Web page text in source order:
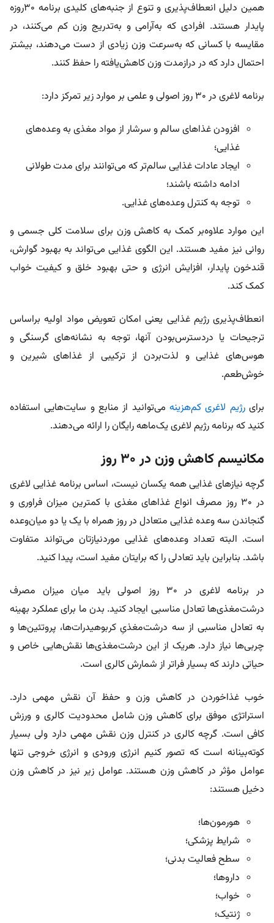
همین دلیل انعطاف‌پذیری و تنوع از جنبه‌های کلیدی برنامه ۳۰روزه
پایدار هستند. افرادی که به‌آرامی و به‌تدریج وزن کم می‌کنند، در
مقایسه با کسانی که به‌سرعت وزن زیادی از دست می‌دهند، بیشتر
احتمال دارد که در درازمدت وزن کاهش‌یافته را حفظ کنند.
برنامه لاغری در ۳۰ روز اصولی و علمی بر موارد زیر تمرکز دارد:
افزودن غذاهای سالم و سرشار از مواد مغذی به وعده‌های
غذایی؛
ایجاد عادات غذایی سالم‌تر که می‌توانند برای مدت طولانی
ادامه داشته باشند؛
توجه به کنترل وعده‌های غذایی.
این موارد علاوه‌بر کمک به کاهش وزن برای سلامت کلی جسمی و
روانی نیز مفید هستند. این الگوی غذایی می‌تواند به بهبود گوارش،
قندخون پایدار، افزایش انرژی و حتی بهبود خلق و کیفیت خواب
کمک کند.
انعطاف‌پذیری رژیم غذایی یعنی امکان تعویض مواد اولیه براساس
ترجیحات یا دردسترس‌بودن آنها، توجه به نشانه‌های گرسنگی و
هوس‌های غذایی و لذت‌بردن از ترکیبی از غذاهای شیرین و
خوش‌طعم.
برایرژیم لاغری کم‌هزینه می‌توانید از منابع و سایت‌هایی استفاده
کنید که برنامه رژیم لاغری یک‌ماهه رایگان را ارائه می‌دهند.
مکانیسم کاهش وزن در ۳۰ روز
گرچه نیازهای غذایی همه یکسان نیست، اساس برنامه غذایی لاغری
در ۳۰ روز مصرف انواع غذاهای مغذی با کمترین میزان فراوری و
گنجاندن سه وعده غذایی متعادل در روز همراه با یک یا دو میان‌وعده
است. البته تعداد وعده‌های غذایی موردنیازتان می‌تواند متفاوت
باشد. بنابراین باید تعادلی را که برایتان مفید است، پیدا کنید.
در برنامه لاغری در ۳۰ روز اصولی باید میان میزان مصرف
درشت‌مغذی‌ها تعادل مناسبی ایجاد کنید. بدن ما برای عملکرد بهینه
به تعادل مناسبی از سه درشت‌مغذیِ کربوهیدرات‌ها، پروتئین‌ها و
چربی‌ها نیاز دارد. هریک از این درشت‌مغذی‌ها نقش‌هایی خاص و
حیاتی دارند که بسیار فراتر از شمارش کالری است.
خوب غذاخوردن در کاهش وزن و حفظ آن نقش مهمی دارد.
استراتژی موفق برای کاهش وزن شامل محدودیت کالری و ورزش
کافی است. گرچه کالری در کنترل وزن نقش مهمی دارد ولی بسیار
کوته‌بینانه است که تصور کنیم انرژی ورودی و انرژی خروجی تنها
عوامل مؤثر در کاهش وزن هستند. عوامل زیر نیز در کاهش وزن
دخیل هستند:
هورمون‌ها؛
شرایط پزشکی؛
سطح فعالیت بدنی؛
داروها؛
خواب؛
ژنتیک؛